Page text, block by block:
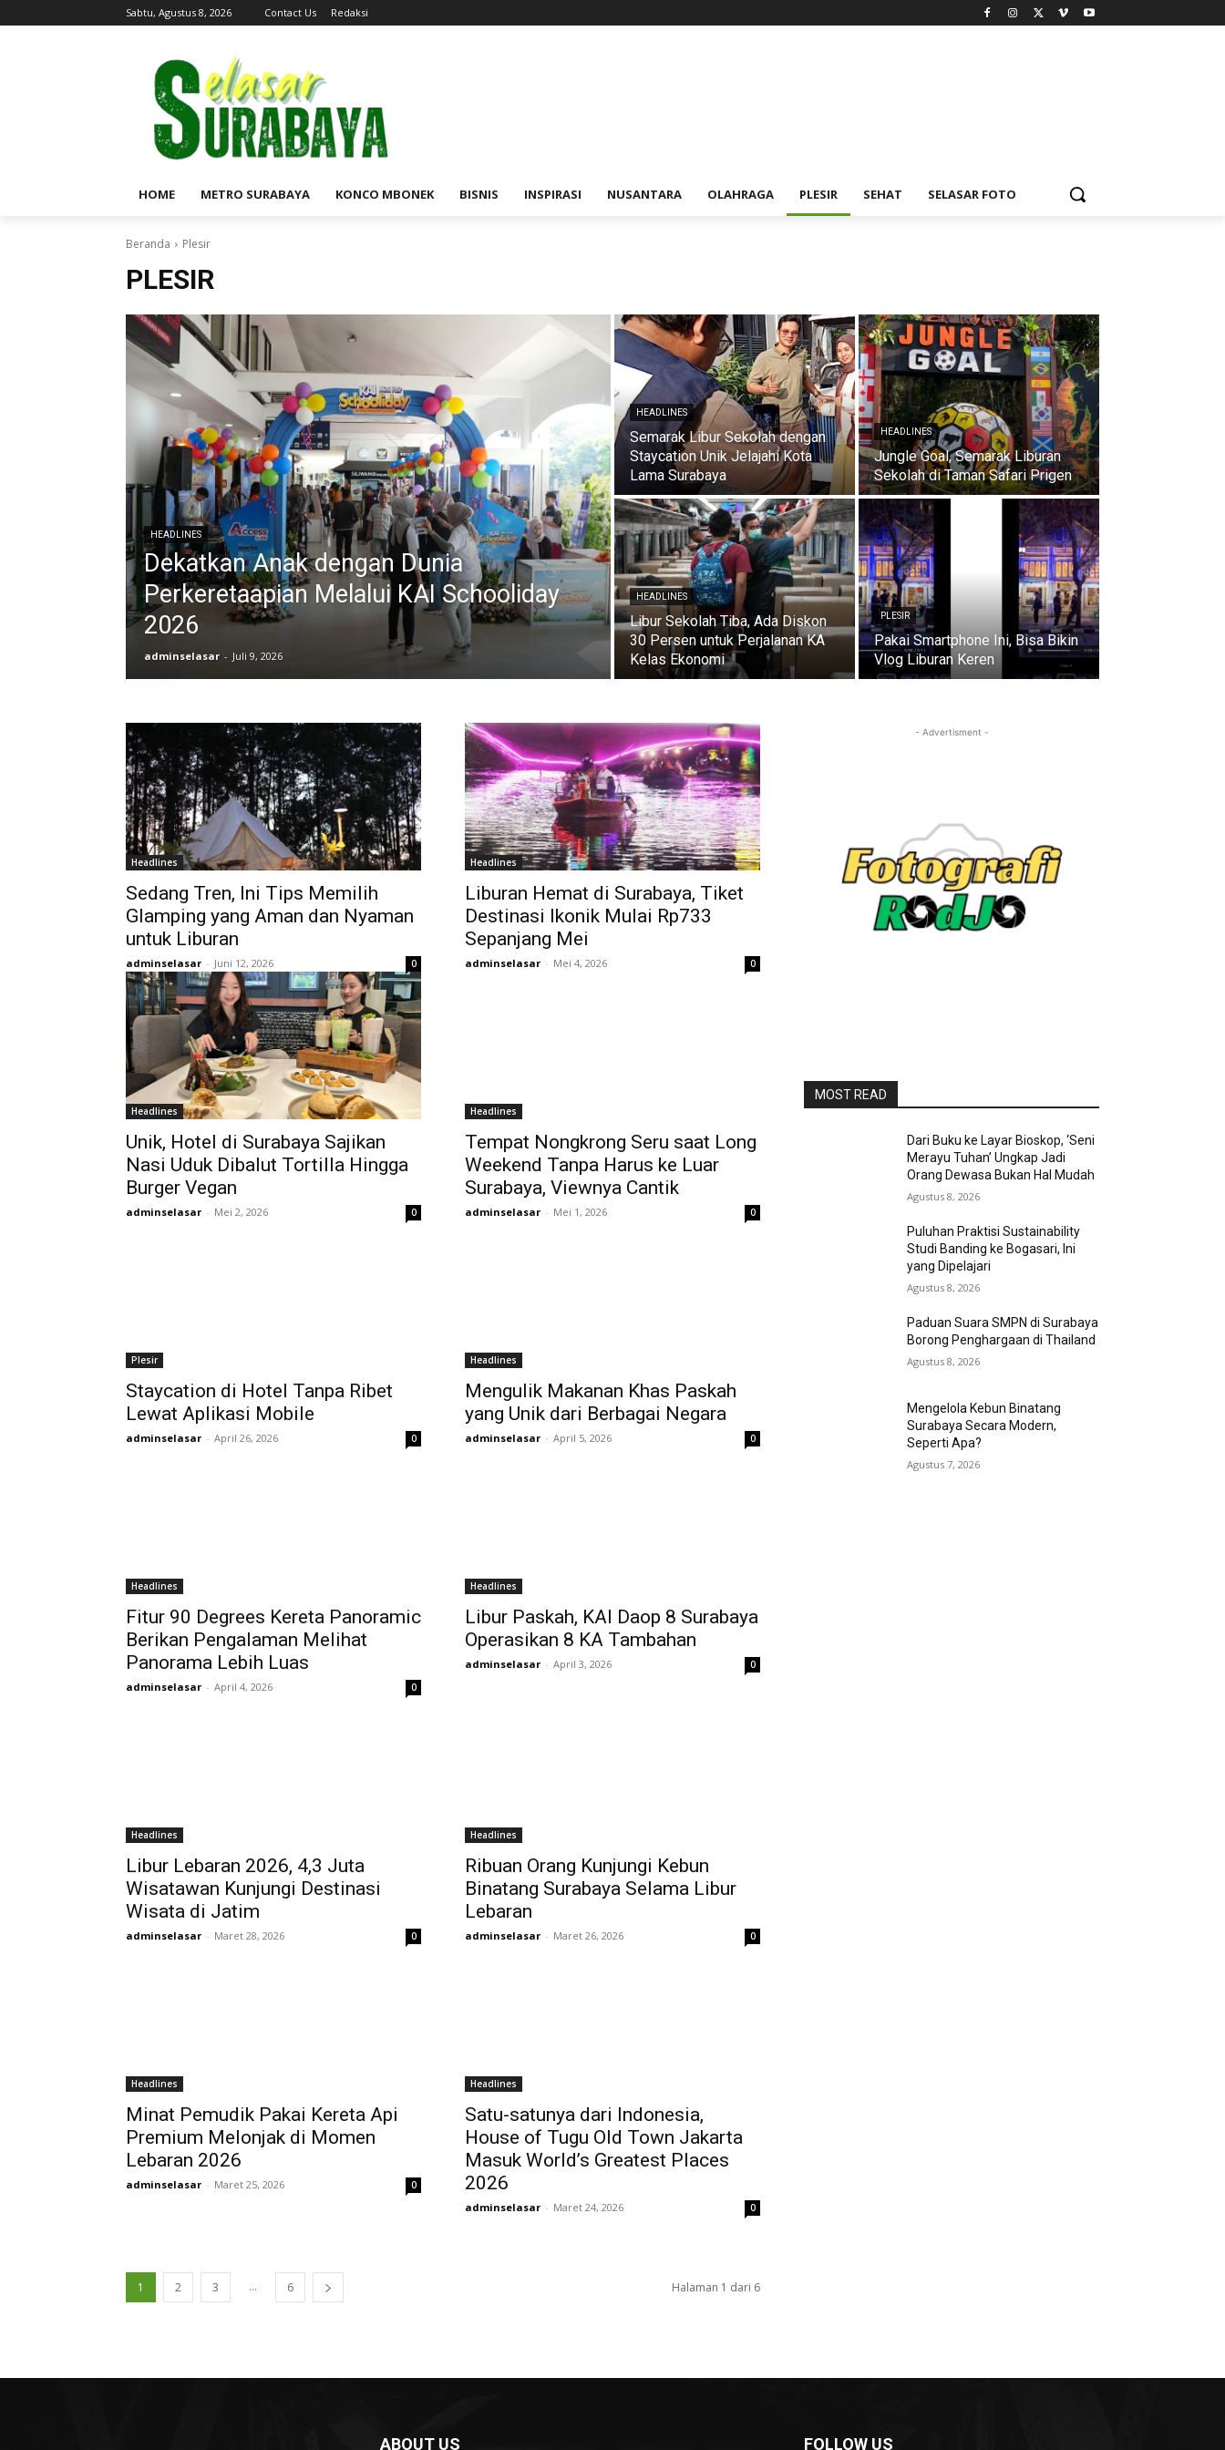
Sabtu, Agustus 8, 2026 Contact Us Redaksi
HOME METRO SURABAYA KONCO MBONEK BISNIS INSPIRASI NUSANTARA OLAHRAGA PLESIR SEHAT SELASAR FOTO
Beranda Plesir
PLESIR
HEADLINES
Dekatkan Anak dengan Dunia
Perkeretaapian Melalui KAI Schooliday
2026
adminselasar - Juli 9, 2026
HEADLINES
Semarak Libur Sekolah dengan
Staycation Unik Jelajahi Kota
Lama Surabaya
HEADLINES
Jungle Goal, Semarak Liburan
Sekolah di Taman Safari Prigen
HEADLINES
Libur Sekolah Tiba, Ada Diskon
30 Persen untuk Perjalanan KA
Kelas Ekonomi
PLESIR
Pakai Smartphone Ini, Bisa Bikin
Vlog Liburan Keren
Headlines
Sedang Tren, Ini Tips Memilih
Glamping yang Aman dan Nyaman
untuk Liburan
adminselasar - Juni 12, 2026 0
Headlines
Liburan Hemat di Surabaya, Tiket
Destinasi Ikonik Mulai Rp733
Sepanjang Mei
adminselasar - Mei 4, 2026 0
Headlines
Unik, Hotel di Surabaya Sajikan
Nasi Uduk Dibalut Tortilla Hingga
Burger Vegan
adminselasar - Mei 2, 2026 0
Headlines
Tempat Nongkrong Seru saat Long
Weekend Tanpa Harus ke Luar
Surabaya, Viewnya Cantik
adminselasar - Mei 1, 2026 0
Plesir
Staycation di Hotel Tanpa Ribet
Lewat Aplikasi Mobile
adminselasar - April 26, 2026 0
Headlines
Mengulik Makanan Khas Paskah
yang Unik dari Berbagai Negara
adminselasar - April 5, 2026 0
Headlines
Fitur 90 Degrees Kereta Panoramic
Berikan Pengalaman Melihat
Panorama Lebih Luas
adminselasar - April 4, 2026 0
Headlines
Libur Paskah, KAI Daop 8 Surabaya
Operasikan 8 KA Tambahan
adminselasar - April 3, 2026 0
Headlines
Libur Lebaran 2026, 4,3 Juta
Wisatawan Kunjungi Destinasi
Wisata di Jatim
adminselasar - Maret 28, 2026 0
Headlines
Ribuan Orang Kunjungi Kebun
Binatang Surabaya Selama Libur
Lebaran
adminselasar - Maret 26, 2026 0
Headlines
Minat Pemudik Pakai Kereta Api
Premium Melonjak di Momen
Lebaran 2026
adminselasar - Maret 25, 2026 0
Headlines
Satu-satunya dari Indonesia,
House of Tugu Old Town Jakarta
Masuk World’s Greatest Places
2026
adminselasar - Maret 24, 2026 0
1 2 3 ... 6 Halaman 1 dari 6
- Advertisment -
MOST READ
Dari Buku ke Layar Bioskop, ‘Seni
Merayu Tuhan’ Ungkap Jadi
Orang Dewasa Bukan Hal Mudah
Agustus 8, 2026
Puluhan Praktisi Sustainability
Studi Banding ke Bogasari, Ini
yang Dipelajari
Agustus 8, 2026
Paduan Suara SMPN di Surabaya
Borong Penghargaan di Thailand
Agustus 8, 2026
Mengelola Kebun Binatang
Surabaya Secara Modern,
Seperti Apa?
Agustus 7, 2026
ABOUT US FOLLOW US